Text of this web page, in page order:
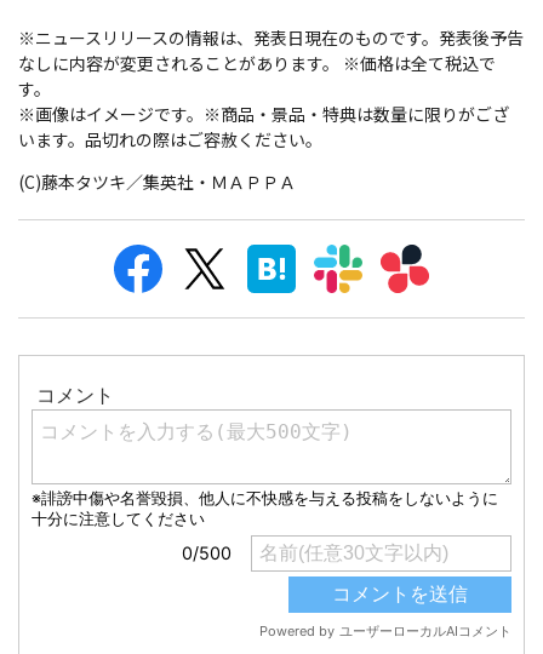
※ニュースリリースの情報は、発表日現在のものです。発表後予告
なしに内容が変更されることがあります。 ※価格は全て税込で
す。
※画像はイメージです。※商品・景品・特典は数量に限りがござ
います。品切れの際はご容赦ください。
(C)藤本タツキ／集英社・ＭＡＰＰＡ